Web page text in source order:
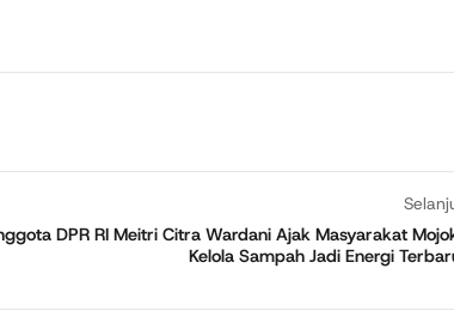
DPR RI Meitri Citra Wardani Ajak Masyarakat
Kelola Sampah Jadi Energi